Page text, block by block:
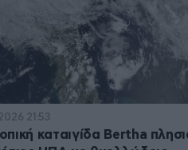
21:53
καταιγίδα Bertha